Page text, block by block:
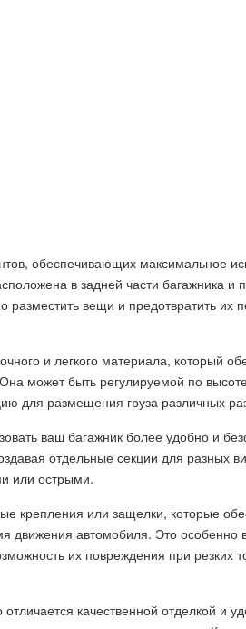
обеспечивающих максимальное
в задней части багажника и
вещи и предотвратить их
и легкого материала, который
может быть регулируемой по
для размещения груза различных
ваш багажник более удобно и
отдельные секции для разных
или острыми.
крепления или защелки, которые
автомобиля. Это особенно
их повреждения при резких
качественной отделкой и